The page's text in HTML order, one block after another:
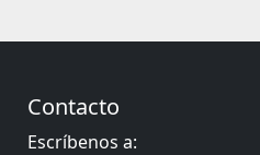
Contacto
Escríbenos a: